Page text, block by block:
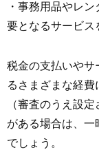
・事務用品やレ
要となるサービス
税金の支払いやサ
るさまざまな経
（審査のうえ設
がある場合は、一
でしょう。